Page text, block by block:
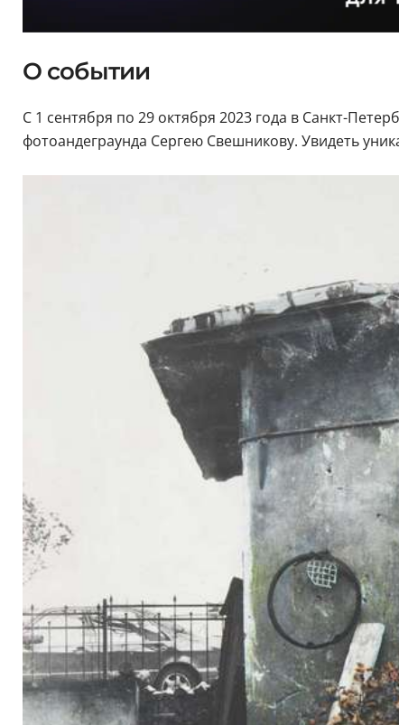
О событии
С 1 сентября по 29 октября 2023 года в Санкт-
фотоандеграунда Сергею Свешникову. Увидеть